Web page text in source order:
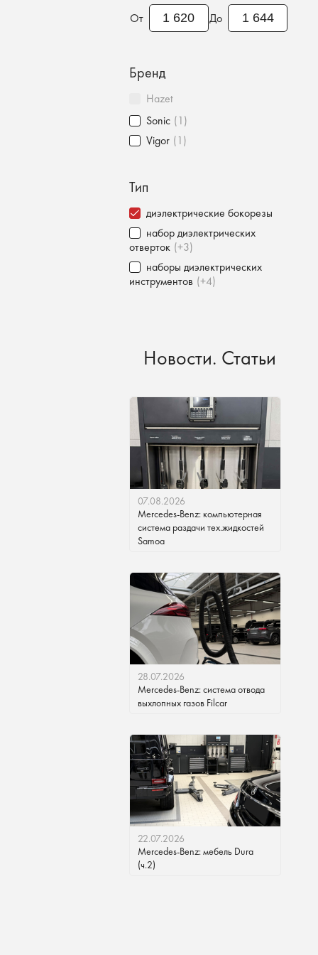
От До
Бренд
Hazet
Sonic (1)
Vigor (1)
Тип
диэлектрические бокорезы
набор диэлектрических
отверток (+3)
наборы диэлектрических
инструментов (+4)
Новости. Статьи
07.08.2026
Mercedes-Benz: компьютерная
система раздачи тех.жидкостей
Samoa
28.07.2026
Mercedes-Benz: система отвода
выхлопных газов Filcar
22.07.2026
Mercedes-Benz: мебель Dura
(ч.2)